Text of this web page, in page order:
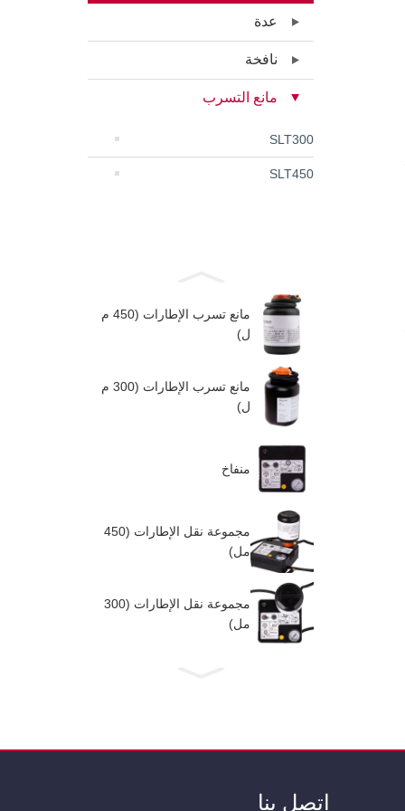
عدة
نافخة
مانع التسرب
SLT300
SLT450
مانع تسرب الإطارات (450 م
ل)
مانع تسرب الإطارات (300 م
ل)
منفاخ
مجموعة نقل الإطارات (450
مل)
مجموعة نقل الإطارات (300
مل)
اتصل بنا